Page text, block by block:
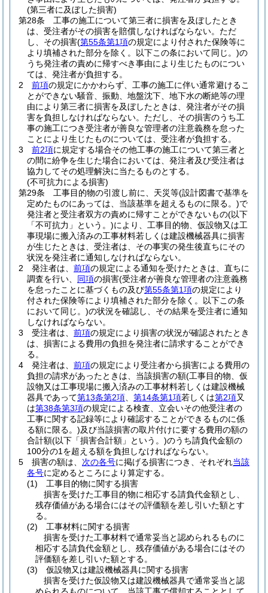
(第三者に及ぼした損害)
第28条
工事の施工について第三者に損害を及ぼしたとき
は、受注者がその損害を賠償しなければならない。 ただ
し、その損害(第55条第1項の規定により付された保険等に
より填補された部分を除く。以下この条において同じ。)の
うち発注者の責めに帰すべき事由により生じたものについ
ては、発注者が負担する。
2
前項の規定にかかわらず、工事の施工に伴い通常避けるこ
とができない騒音、振動、地盤沈下、地下水の断絶等の理
由により第三者に損害を及ぼしたときは、発注者がその損
害を負担しなければならない。 ただし、その損害のうち工
事の施工につき受注者が善良な管理者の注意義務を怠った
ことにより生じたものについては、受注者が負担する。
3
前2項に規定する場合その他工事の施工について第三者と
の間に紛争を生じた場合においては、発注者及び受注者は
協力してその処理解決に当たるものとする。
(不可抗力による損害)
第29条
工事目的物の引渡し前に、天災等(設計図書で基準を
定めたものにあっては、当該基準を超えるものに限る。)で
発注者と受注者双方の責めに帰すことができないもの(以下
「不可抗力」という。)により、工事目的物、仮設物又は工
事現場に搬入済みの工事材料若しくは建設機械器具に損害
が生じたときは、受注者は、その事実の発生後直ちにその
状況を発注者に通知しなければならない。
2
発注者は、 前項の規定による通知を受けたときは、直ちに
調査を行い、 同項の損害(受注者が善良な管理者の注意義務
を怠ったことに基づくもの及び第55条第1項の規定により
付された保険等により填補された部分を除く。以下この条
において同じ。)の状況を確認し、その結果を受注者に通知
しなければならない。
3
受注者は、 前項の規定により損害の状況が確認されたとき
は、損害による費用の負担を発注者に請求することができ
る。
4
発注者は、 前項の規定により受注者から損害による費用の
負担の請求があったときは、当該損害の額(工事目的物、仮
設物又は工事現場に搬入済みの工事材料若しくは建設機械
器具であって第13条第2項 第14条第1項若しくは第2項又
は第38条第3項の規定による検査、立会いその他受注者の
工事に関する記録等により確認することができるものに係
る額に限る。)及び当該損害の取片付けに要する費用の額の
合計額(以下「損害合計額」という。)のうち請負代金額の
100分の1を超える額を負担しなければならない。
5
損害の額は、 次の各号に掲げる損害につき、それぞれ当該
各号に定めるところにより算定する。
(1)
工事目的物に関する損害
損害を受けた工事目的物に相応する請負代金額とし、
残存価値がある場合にはその評価額を差し引いた額とす
る。
(2)
工事材料に関する損害
損害を受けた工事材料で通常妥当と認められるものに
相応する請負代金額とし、残存価値がある場合にはその
評価額を差し引いた額とする。
(3)
仮設物又は建設機械器具に関する損害
損害を受けた仮設物又は建設機械器具で通常妥当と認